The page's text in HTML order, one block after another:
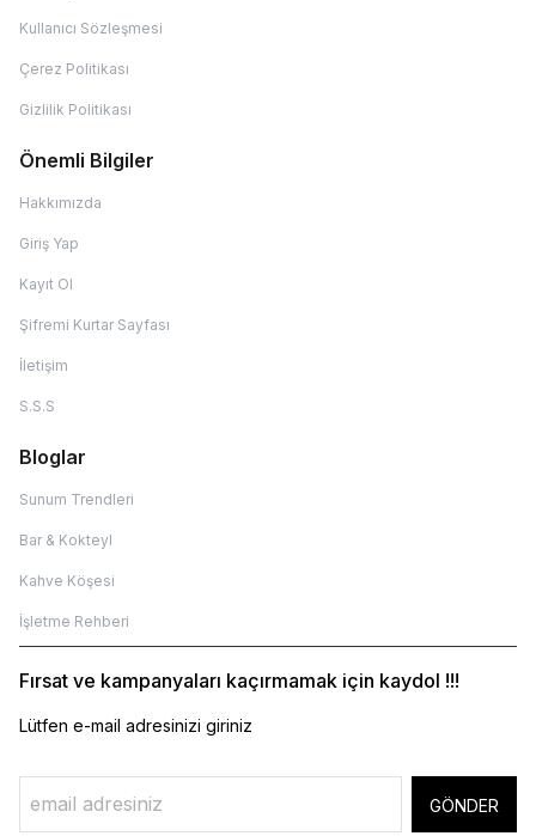
Kullanıcı Sözleşmesi
Çerez Politikası
Gizlilik Politikası
Önemli Bilgiler
Hakkımızda
Giriş Yap
Kayıt Ol
Şifremi Kurtar Sayfası
İletişim
S.S.S
Bloglar
Sunum Trendleri
Bar & Kokteyl
Kahve Köşesi
İşletme Rehberi
Fırsat ve kampanyaları kaçırmamak için kaydol !!!
Lütfen e-mail adresinizi giriniz
GÖNDER